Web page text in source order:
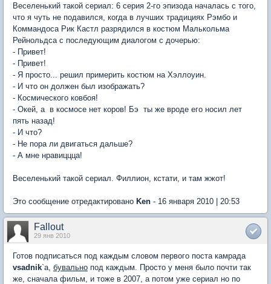
Веселенький такой сериал: 6 серия 2-го эпизода началась с того,
что я чуть не подавился, когда в лучших традициях Рэмбо и
Коммандоса Рик Кастл разрядился в костюм Малькольма
Рейнольдса с последующим диалогом с дочерью:
- Привет!
- Привет!
- Я просто... решил примерить костюм на Хэллоуин.
- И что он должен был изображать?
- Космического ковбоя!
- Окей, а  в космосе нет коров! Бэ  ты же вроде его носил лет
пять назад!
- И что?
- Не пора ли двигаться дальше?
- А мне нравиццца!
Веселенький такой сериал. Филлион, кстати, и там жжот!
Это сообщение отредактировано Ken - 16 января 2010 | 20:53
Fallout
29 янв 2010
Готов подписаться под каждым словом первого поста камрада
vsadnik`а, бувально под каждым. Просто у меня было почти так
же, сначала фильм, и тоже в 2007, а потом уже сериал но по